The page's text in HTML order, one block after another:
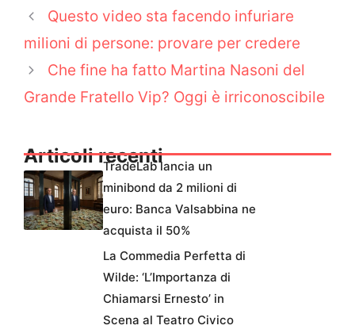
Questo video sta facendo infuriare
milioni di persone: provare per credere
Che fine ha fatto Martina Nasoni del
Grande Fratello Vip? Oggi è irriconoscibile
Articoli recenti
TradeLab lancia un
minibond da 2 milioni di
euro: Banca Valsabbina ne
acquista il 50%
La Commedia Perfetta di
Wilde: ‘L’Importanza di
Chiamarsi Ernesto’ in
Scena al Teatro Civico